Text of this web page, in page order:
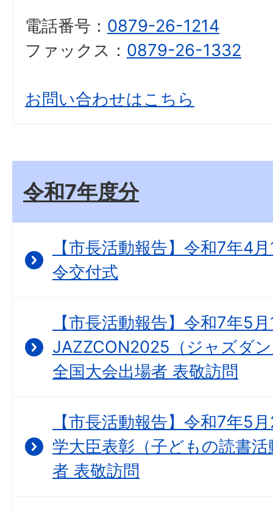
電話番号： 0879-26-1214
ファックス： 0879-26-1332
お問い合わせはこちら
令和7年度分
【市長活動報告】令和7年4
令交付式
【市長活動報告】令和7年5
JAZZCON2025（ジャズダ
全国大会出場者 表敬訪問
【市長活動報告】令和7年5
学大臣表彰（子どもの読書
者 表敬訪問